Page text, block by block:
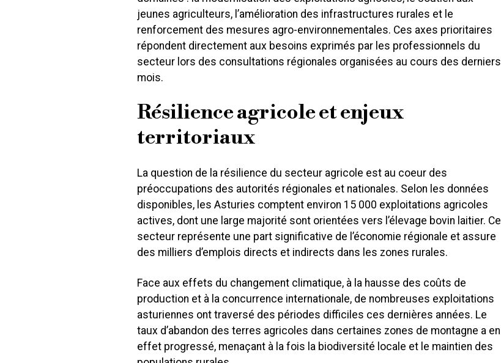
jeunes agriculteurs, l’amélioration des infrastructures rurales et le
renforcement des mesures agro-environnementales. Ces axes prioritaires
répondent directement aux besoins exprimés par les professionnels du
secteur lors des consultations régionales organisées au cours des derniers
mois.
Résilience agricole et enjeux
territoriaux
La question de la résilience du secteur agricole est au coeur des
préoccupations des autorités régionales et nationales. Selon les données
disponibles, les Asturies comptent environ 15 000 exploitations agricoles
actives, dont une large majorité sont orientées vers l’élevage bovin laitier. Ce
secteur représente une part significative de l’économie régionale et assure
des milliers d’emplois directs et indirects dans les zones rurales.
Face aux effets du changement climatique, à la hausse des coûts de
production et à la concurrence internationale, de nombreuses exploitations
asturiennes ont traversé des périodes difficiles ces dernières années. Le
taux d’abandon des terres agricoles dans certaines zones de montagne a en
effet progressé, menaçant à la fois la biodiversité locale et le maintien des